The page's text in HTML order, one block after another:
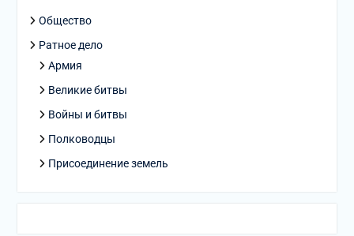
Общество
Ратное дело
Армия
Великие битвы
Войны и битвы
Полководцы
Присоединение земель